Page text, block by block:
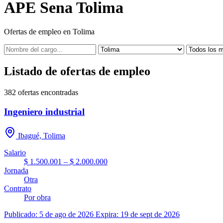
APE Sena Tolima
Ofertas de empleo en Tolima
Listado de ofertas de empleo
382 ofertas encontradas
Ingeniero industrial
Ibagué, Tolima
Salario
$ 1.500.001 – $ 2.000.000
Jornada
Otra
Contrato
Por obra
Publicado: 5 de ago de 2026 Expira: 19 de sept de 2026